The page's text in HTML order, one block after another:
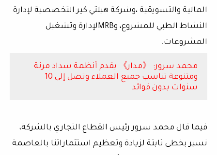
المالية والتسويقية ،وشركة هيلثي كير التخصصية لإدارة
النشاط الطبي للمشروع، وMRBلإدارة وتشغيل
المشروعات.
محمد سرور: 《مدار》 يقدم أنظمة سداد مرنة
ومتنوعة تناسب جميع العملاء وتصل إلى 10
سنوات بدون فوائد
فيما قال محمد سرور رئيس القطاع التجاري بالشركة،
نسير بخطى ثابتة لزيادة وتعظيم استثماراتنا بالعاصمة